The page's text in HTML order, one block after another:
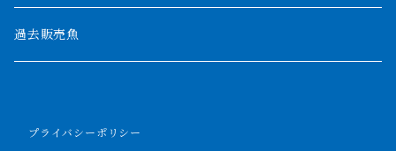
ポーリー
セネガルス
ナイル川
ブリードポリプ
2000mm以上
過去販売魚
プライバシーポリシー